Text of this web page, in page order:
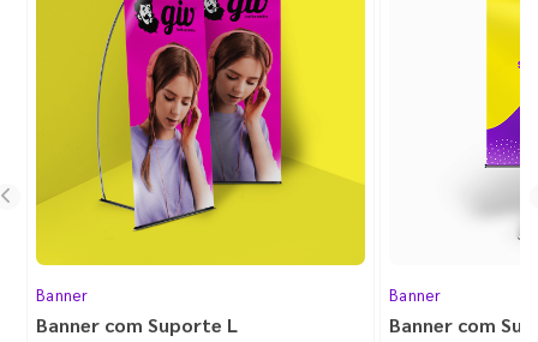
Banner
Banner com Suporte L
Banner
Banner com